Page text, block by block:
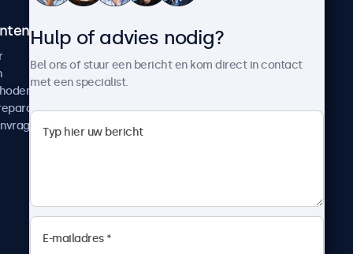
Over Beetronics
Werken bij Beetronics
Algemene voorwaarden
Hulp of advies nodig?
Bel ons of stuur een bericht en kom direct in contact
met een specialist.